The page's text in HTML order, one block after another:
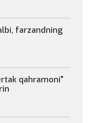
farzandning
qahramoni"